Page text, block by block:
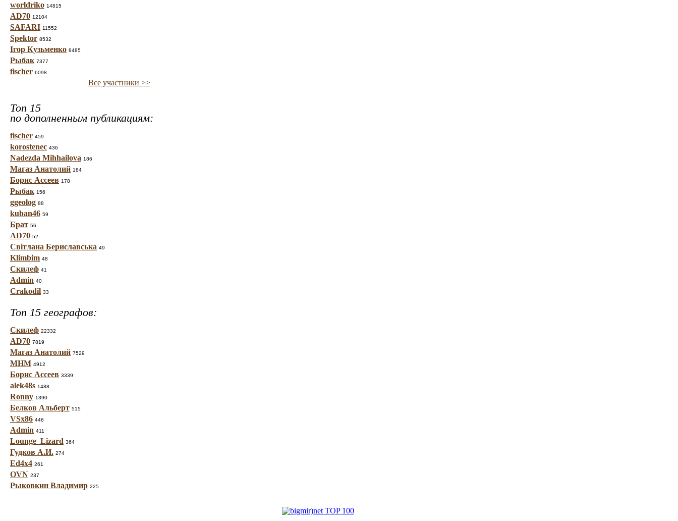
worldriko 14815
AD70 12104
SAFARI 11552
Spektor 8532
Ігор Кузьменко 8485
Рыбак 7377
fischer 6098
Все участники >>
Топ 15
по дополненным публикациям:
fischer 459
korostenec 436
Nadezda Mihhailova 186
Магаз Анатолий 184
Борис Ассеев 178
Рыбак 156
ggeolog 88
kuban46 59
Брат 56
AD70 52
Світлана Бериславська 49
Klimbim 48
Скилеф 41
Admin 40
Crakodil 33
Топ 15 географов:
Скилеф 22332
AD70 7819
Магаз Анатолий 7529
МНМ 4912
Борис Ассеев 3339
alek48s 1488
Ronny 1390
Белков Альберт 515
VSx86 446
Admin 411
Lounge_Lizard 364
Гудков А.И. 274
Ed4x4 261
OVN 237
Рыковкин Владимир 225